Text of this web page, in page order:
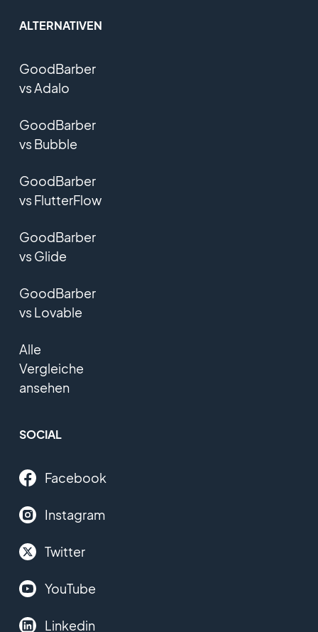
ALTERNATIVEN
GoodBarber
vs Adalo
GoodBarber
vs Bubble
GoodBarber
vs FlutterFlow
GoodBarber
vs Glide
GoodBarber
vs Lovable
Alle
Vergleiche
ansehen
SOCIAL
Facebook
Instagram
Twitter
YouTube
Linkedin